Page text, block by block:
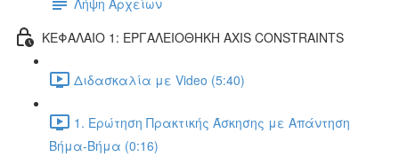
ΚΕΦΑΛΑΙΟ 1: ΕΡΓΑΛΕΙΟΘΗΚΗ AXIS CONSTRAINTS
Διδασκαλία με Video (5:40)
1. Ερώτηση Πρακτικής Άσκησης με Απάντηση
Βήμα-Βήμα (0:16)